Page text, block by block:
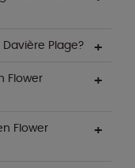
Plage?
Flower
Flower